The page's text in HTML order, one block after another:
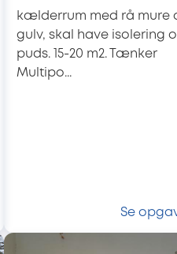
kælderrum med rå mure
gulv, skal have isolering
puds. 15-20 m2. Tænker
Multipo...
Se